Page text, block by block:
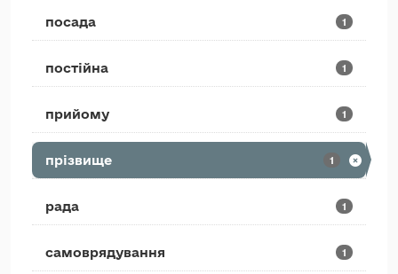
посада 1
постійна 1
прийому 1
прізвище 1
рада 1
самоврядування 1